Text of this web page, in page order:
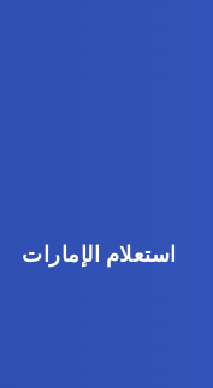
استعلام الإمارات